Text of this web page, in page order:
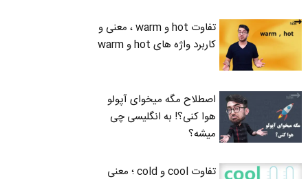
تفاوت hot و warm ، معنی و
کاربرد واژه های hot و warm
اصطلاح مگه میخوای آپولو
هوا کنی؟! به انگلیسی چی
میشه؟
تفاوت cool و cold ؛ معنی